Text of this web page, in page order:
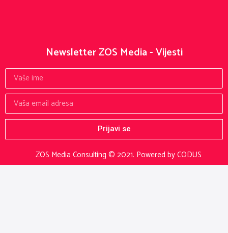
ZOS Media Consulting © 2021. Powered by CODUS
Newsletter ZOS Media - Vijesti
Prijavi se